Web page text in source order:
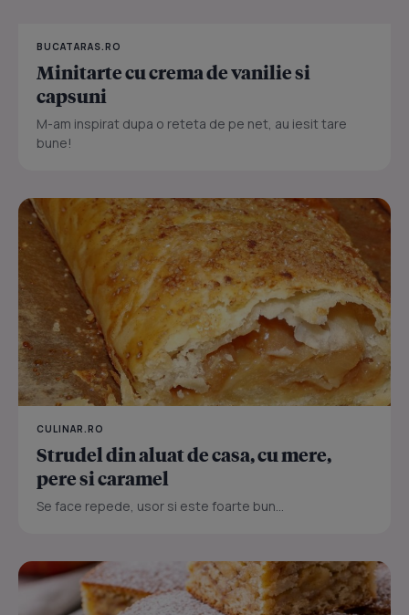
BUCATARAS.RO
Minitarte cu crema de vanilie si
capsuni
M-am inspirat dupa o reteta de pe net, au iesit tare
bune!
CULINAR.RO
Strudel din aluat de casa, cu mere,
pere si caramel
Se face repede, usor si este foarte bun...